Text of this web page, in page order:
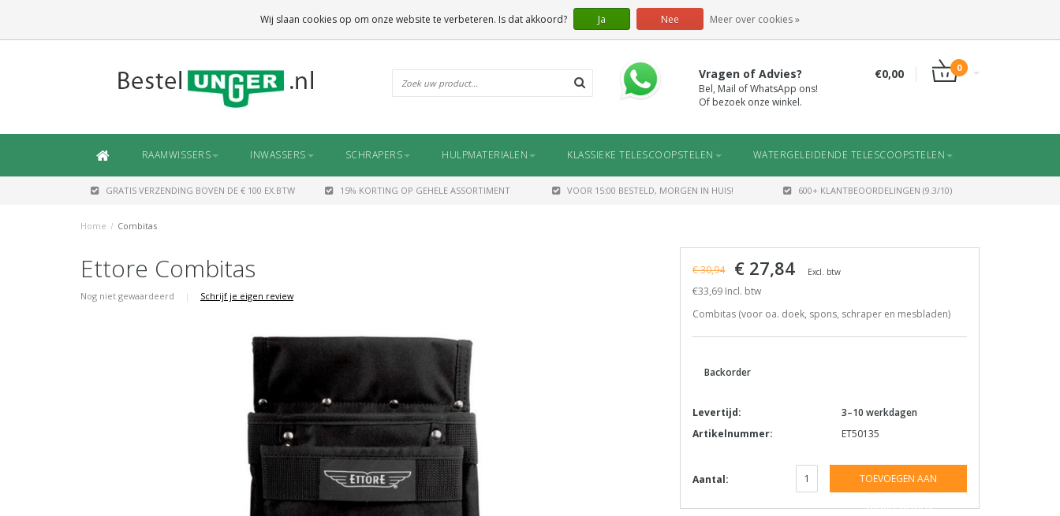
Vragen of Advies?
Bel, Mail of WhatsApp ons!
Of bezoek onze winkel.
€0,00 0
RAAMWISSERS INWASSERS SCHRAPERS HULPMATERIALEN KLASSIEKE TELESCOOPSTELEN WATERGELEIDENDE TELESCOOPSTELEN
GRATIS VERZENDING BOVEN DE € 100 EX.BTW 15% KORTING OP GEHELE ASSORTIMENT VOOR 15:00 BESTELD, MORGEN IN HUIS! 600+ KLANTBEOORDELINGEN (9.3/10)
Home / Combitas
Ettore Combitas
Nog niet gewaardeerd | Schrijf je eigen review
€ 30,94 € 27,84 Excl. btw
€33,69 Incl. btw
Combitas (voor oa. doek, spons, schraper en mesbladen)
Backorder
Levertijd:
3–10 werkdagen
Artikelnummer:
ET50135
Aantal: TOEVOEGEN AAN
WINKELWAGEN
Wij slaan cookies op om onze website te verbeteren. Is dat akkoord? Ja Nee Meer over cookies »